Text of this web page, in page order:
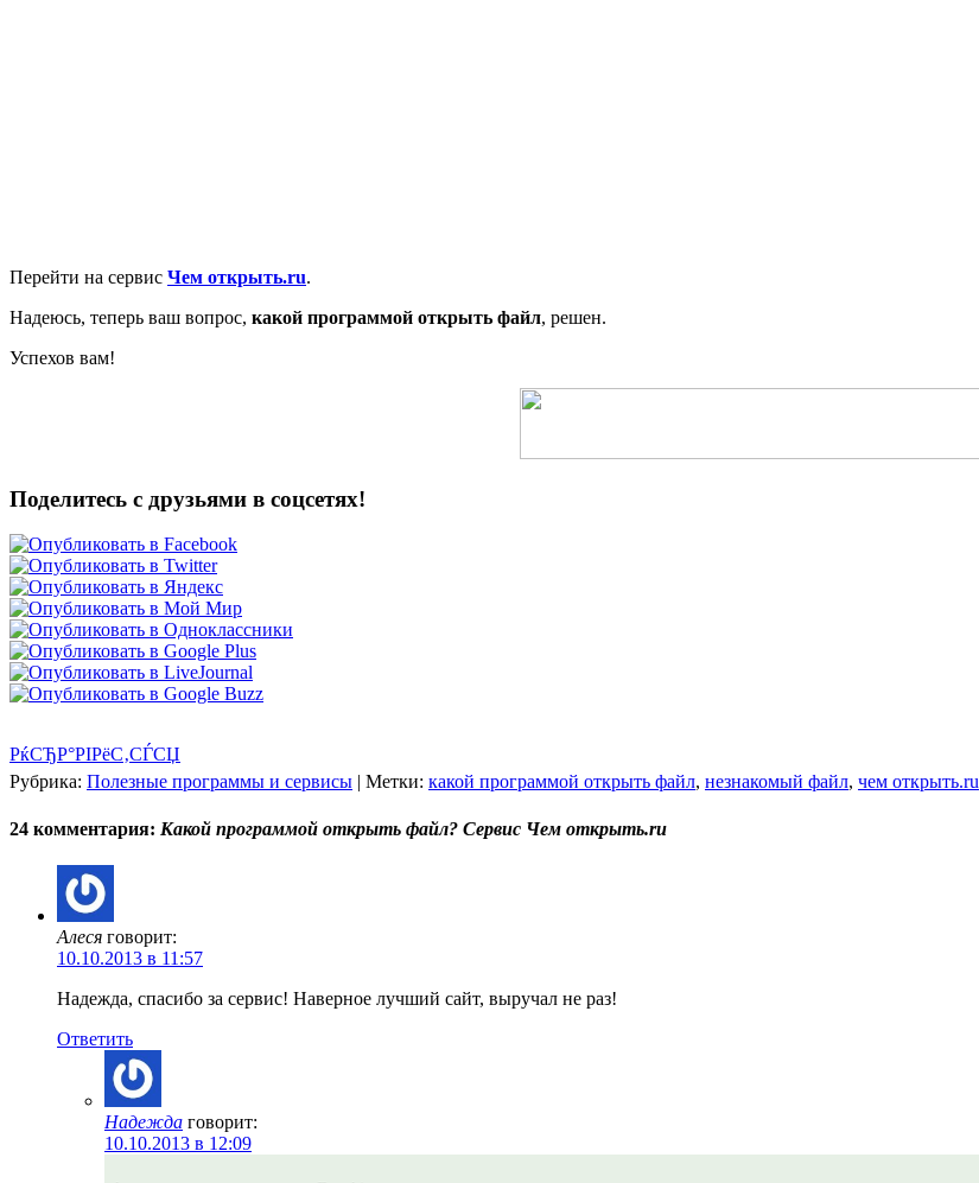
Перейти на сервис Чем открыть.ru.
Надеюсь, теперь ваш вопрос, какой программой открыть файл, решен.
Успехов вам!
Поделитесь с друзьями в соцсетях!
РќСЂР°РІРёС‚СЃСЏ
Рубрика: Полезные программы и сервисы | Метки: какой программой открыть файл, незнакомый файл, чем открыть.ru
24 комментария: Какой программой открыть файл? Сервис Чем открыть.ru
Алеся говорит:
10.10.2013 в 11:57
Надежда, спасибо за сервис! Наверное лучший сайт, выручал не раз!
Ответить
Надежда говорит:
10.10.2013 в 12:09